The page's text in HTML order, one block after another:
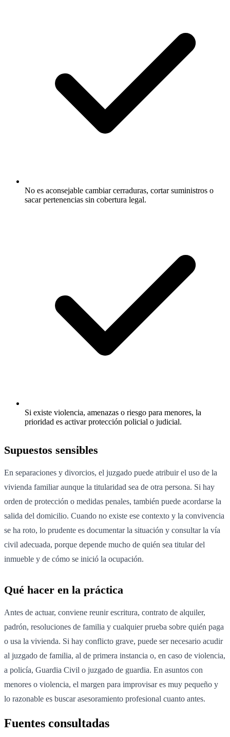
No es aconsejable cambiar cerraduras, cortar suministros o
sacar pertenencias sin cobertura legal.
Si existe violencia, amenazas o riesgo para menores, la
prioridad es activar protección policial o judicial.
Supuestos sensibles
En separaciones y divorcios, el juzgado puede atribuir el uso de la
vivienda familiar aunque la titularidad sea de otra persona. Si hay
orden de protección o medidas penales, también puede acordarse la
salida del domicilio. Cuando no existe ese contexto y la convivencia
se ha roto, lo prudente es documentar la situación y consultar la vía
civil adecuada, porque depende mucho de quién sea titular del
inmueble y de cómo se inició la ocupación.
Qué hacer en la práctica
Antes de actuar, conviene reunir escritura, contrato de alquiler,
padrón, resoluciones de familia y cualquier prueba sobre quién paga
o usa la vivienda. Si hay conflicto grave, puede ser necesario acudir
al juzgado de familia, al de primera instancia o, en caso de violencia,
a policía, Guardia Civil o juzgado de guardia. En asuntos con
menores o violencia, el margen para improvisar es muy pequeño y
lo razonable es buscar asesoramiento profesional cuanto antes.
Fuentes consultadas